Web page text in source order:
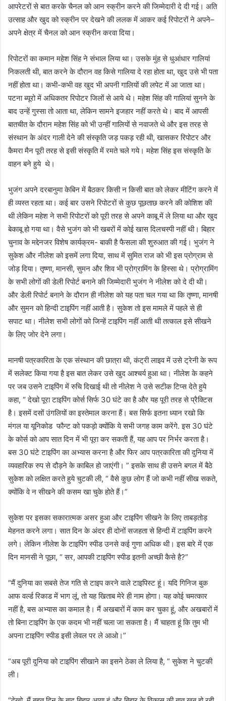
आपरेटरों से बात करके चैनल को आन स्क्रीन करने की जिम्मेदारी दे दी गई। अति
उत्साह और खुद को स्क्रीन पर देखने की ललक में आकर कई रिपोटरों ने अपने–
अपने क्षेत्र में चैनल को आन स्क्रीन करवा दिया।
रिपोटरों का कमान महेश सिंह ने संभाल लिया था। उसके मुंह से धुआंधार गालियां
निकलती थी, बात करने के दौरान वह किसे गालिया दे रहा होता था, खुद उसे भी पता
नहीं होता था। कभी-कभी वह खुद भी अपनी गालियों की लपेट में आ जाता था।
पटना ब्यूरो में अधिकतर रिपोटर जिलों से आये थे। महेश सिंह की गालियां सुनने के
बाद उन्हें गुस्सा तो आता था, लेकिन सामने इजहार नहीं करते थे। बाद में आपसी
बातचीत के दौरान महेश सिंह को भी उन्हीं गालियों से नवाजते थे और इस तरह से
संस्थान के अंदर गाली देने की संस्कृति जड़ पकड़ रही थी, खासकर रिपोटर और
कैमरा मैन पूरी तरह से इसी संस्कृति में रमते चले गये। महेश सिंह इस संस्कृति के
वाहन बने हुये थे।
भुजंग अपने दरबानुमा केबिन में बैठकर किसी न किसी बात को लेकर मीटिंग करने में
ही व्यस्त रहता था। कई बार उसने रिपोटरों से कुछ पूछताछ करने की कोशिश की
थी लेकिन महेश ने सभी रिपोटरों को पूरी तरह से अपने काबू में ले लिया था और खुद
बेकाबू हो गया था। वैसे भुजंग को भी खबरों में कोई खास दिलचस्पी नहीं थी। बिहार
चुनाव के मद्देनजर विशेष कार्यक्रम- बाकी है फैसला की शुरुआत की गई। भुजंग ने
सुकेश और नीलेश को इसमें लगा दिया, साथ में सुमित राज को भी इस प्रोग्राम से
जोड़ दिया। तृष्णा, मानसी, सुमन और शिव भी प्रोग्रामिंग के हिस्सा थे। प्रोग्रामिंग
के सभी लोगों की डेली रिपोर्ट बनाने की जिम्मेदारी भुजंग ने नीलेश को दे दी थी।
और डेली रिपोर्ट बनाने के दौरान ही नीलेश को यह पता चल गया था कि तृष्णा, मानषी
और सुमन को हिन्दी टाइपिंग नहीं आती है। सुकेश तो इस मामले में पहले से ही
सपाट था। नीलेश सभी लोगों को जिन्हें टाइपिंग नहीं आती थी तत्काल इसे सीखने
के लिए जोर देने लगा।
मानषी पत्रकारिता के एक संस्थान की छात्रा थी, कंट्री लाइव में उसे ट्रेनी के रूप
में सलेक्ट किया गया है इस बात लेकर उसे खुद आश्चर्य हुआ था। नीलेश के कहने
पर जब उसने टाइपिंग में रुचि दिखाई थी तो नीलेश ने उसे सटीक टिप्स देते हुये
कहा, “ देखो पूरा टाइपिंग कोर्स सिर्फ 30 घंटे का है और यह पूरी तरह से प्रैक्टिस
है। इसमें दसों उंगलियों का इस्तेमाल करना हैं। बस सिर्फ इतना ध्यान रखो कि
मंगल या यूनिकोड फौन्ट को पकड़ो क्योंकि ये सभी जगह काम करेंगे. इस 30 घंटे
के कोर्स को आप सात दिन में भी पूरा कर सकती हैं, यह आप पर निर्भर करता है।
बस 30 घंटे टाइपिंग का अभ्यास करना है और फिर आप पत्रकारिता की दुनिया में
व्यवहारिक रुप से दौड़ने के काबिल हो जाएंगी। ” इसके साथ ही उसने बगल में बैठे
सुकेश को लक्षित करते हुये चुटकी ली, “ वैसे कुछ लोग हैं जो कभी नहीं सीख सकते,
क्योंकि वे न सीखने की कसम खा चुके होते हैं।”
सुकेश पर इसका सकारात्मक असर हुआ और टाइपिंग सीखने के लिए ताबड़तोड़
मेहनत करने लगा। सात दिन के अंदर ही दोनों सजहता से हिन्दी में टाइपिंग करने
लगे। लेकिन नीलेश के टाइपिंग स्पीड उनसे कई गुणा अधिक थी। इस बारे में एक
दिन मानसी ने पूछा, “ सर, आपकी टाइपिंग स्पीड इतनी अच्छी कैसे है?”
“मैं दुनिया का सबसे तेज गति से टाइप करने वाले टाइपिस्ट हूं। यदि गिनिज बुक
आफ वर्ल्ड रिकाड में भाग लूं, तो यह खिताब मेरे ही नाम होगा। यह कोई चमत्कार
नहीं है, बस अभ्यास का कमाल है। मैं अखबारों में काम कर चुका हूं, और अखबारों में
तो बिना टाइपिंग के एक कदम भी नहीं चला जा सकता है। मैं चाहता हूं कि तुम भी
अपना टाइपिंग स्पीड इसी लेवल पर ले आओ।”
“अब पूरी दुनिया को टाइपिंग सीखाने का इसने ठेका ले लिया है, ” सुकेश ने चुटकी
ली।